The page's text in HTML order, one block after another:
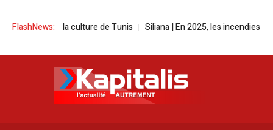
FlashNews:
de la culture de Tunis Siliana | En 2025, les incendies ont ravagé